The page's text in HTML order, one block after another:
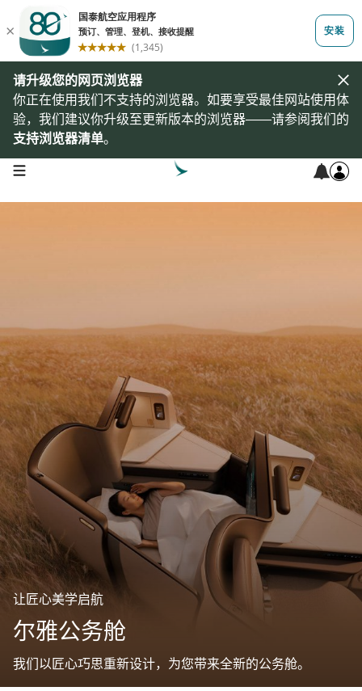
请升级您的网页浏览器
你正在使用我们不支持的浏览器。如要享受最佳网站使用体
验，我们建议你升级至更新版本的浏览器——请参阅我们的
支持浏览器清单。
open navigation menu
让匠心美学启航
尔雅公务舱
我们以匠心巧思重新设计，为您带来全新的公务舱。